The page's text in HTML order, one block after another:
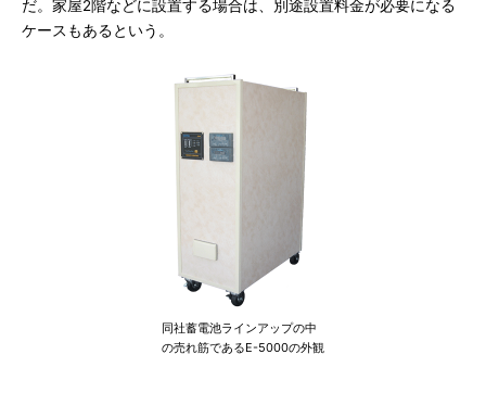
だ。家屋2階などに設置する場合は、別途設置料金が必要になる
ケースもあるという。
同社蓄電池ラインアップの中
の売れ筋であるE-5000の外観